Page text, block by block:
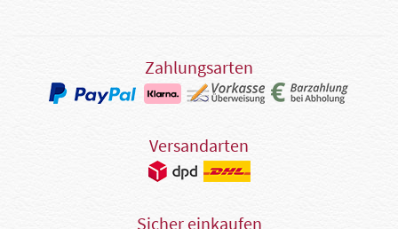
Zahlungsarten
Versandarten
Sicher einkaufen